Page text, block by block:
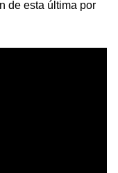
de esta última por